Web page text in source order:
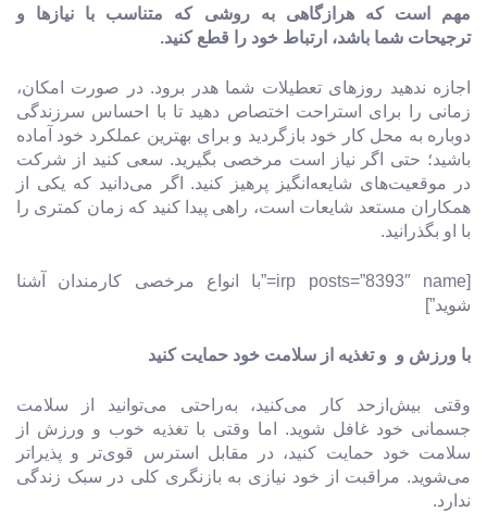
مهم است که هرازگاهی به روشی که متناسب با نیازها و
ترجیحات شما باشد، ارتباط خود را قطع کنید.
اجازه ندهید روزهای تعطیلات شما هدر برود. در صورت امکان،
زمانی را برای استراحت اختصاص دهید تا با احساس سرزندگی
دوباره به محل کار خود بازگردید و برای بهترین عملکرد خود آماده
باشید؛ حتی اگر نیاز است مرخصی بگیرید. سعی کنید از شرکت
در موقعیت‌های شایعه‌انگیز پرهیز کنید. اگر می‌دانید که یکی از
همکاران مستعد شایعات است، راهی پیدا کنید که زمان کمتری را
با او بگذرانید.
[irp posts=”8393″ name=”با انواع مرخصی کارمندان آشنا
شوید”]
با ورزش و و تغذیه از سلامت خود حمایت کنید
وقتی بیش‌ازحد کار می‌کنید، به‌راحتی می‌توانید از سلامت
جسمانی خود غافل شوید. اما وقتی با تغذیه خوب و ورزش از
سلامت خود حمایت کنید، در مقابل استرس قوی‌تر و پذیراتر
می‌شوید. مراقبت از خود نیازی به بازنگری کلی در سبک زندگی
ندارد.